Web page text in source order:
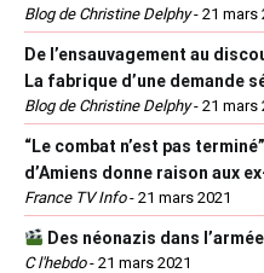
Blog de Christine Delphy- 21 mars
De l’ensauvagement au
La fabrique d’une demande
Blog de Christine Delphy- 21 mars
“Le combat n’est pas
d’Amiens donne raison aux
France TV Info- 21 mars 2021
Des néonazis dans
C l'hebdo- 21 mars 2021